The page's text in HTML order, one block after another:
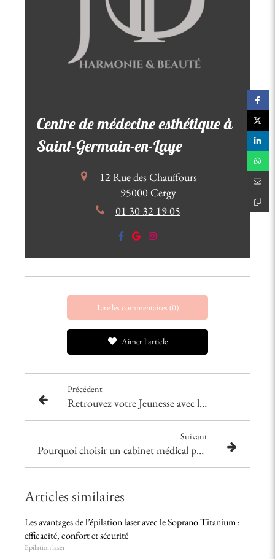
Centre de médecine esthétique à
Saint-Germain-en-Laye
12 Rue des Chauffours
95000Cergy
01 30 32 19 05
Lire les commentaires (0)
Aimer l'article
Précédent
Retrouvez votre Jeunesse avec la Réjuvénation Faciale Non-Invasive
Suivant
Pourquoi choisir un cabinet médical pour l'épilation laser ?
Articles similaires
Les avantages de l’épilation laser avec le Soprano Titanium :
efficacité, confort et sécurité
Epilation laser